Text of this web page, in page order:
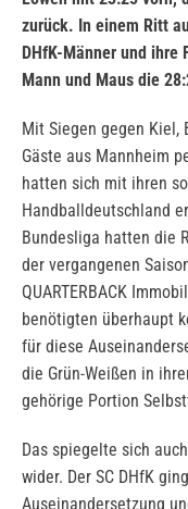
zurück. In einem Ritt
DHfK-Männer und
Mann und Maus die
Mit Siegen gegen Kiel,
Gäste aus Mannheim
hatten sich mit ihren
Handballdeutschland
Bundesliga hatten die
der vergangenen
QUARTERBACK
benötigten überhaupt
für diese
die Grün-Weißen in
gehörige Portion
Das spiegelte sich
wider. Der SC DHfK
Auseinandersetzung